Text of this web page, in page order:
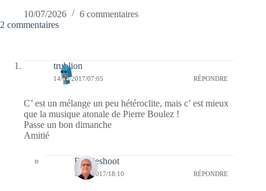
10/07/2026
6 commentaires
2 commentaires
trublion
14/05/2017/07:05 RÉPONDRE
C’ est un mélange un peu hétéroclite, mais c’ est mieux
que la musique atonale de Pierre Boulez !
Passe un bon dimanche
Amitié
Bernieshoot
14/05/2017/18:10 RÉPONDRE